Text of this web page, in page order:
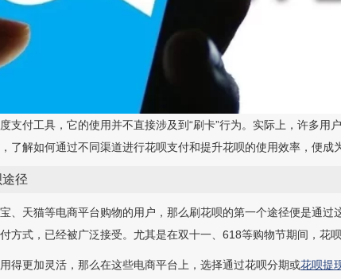
支付工具，它的使用并不直接涉及到“刷卡”行为。实际上，许多用
了解如何通过不同渠道进行花呗支付和提升花呗的使用效率，便成
径
、天猫等电商平台购物的用户，那么刷花呗的第一个途径便是通
方式，已经被广泛接受。尤其是在双十一、618等购物节期间，花呗
得更加灵活，那么在这些电商平台上，选择通过花呗分期或花呗提